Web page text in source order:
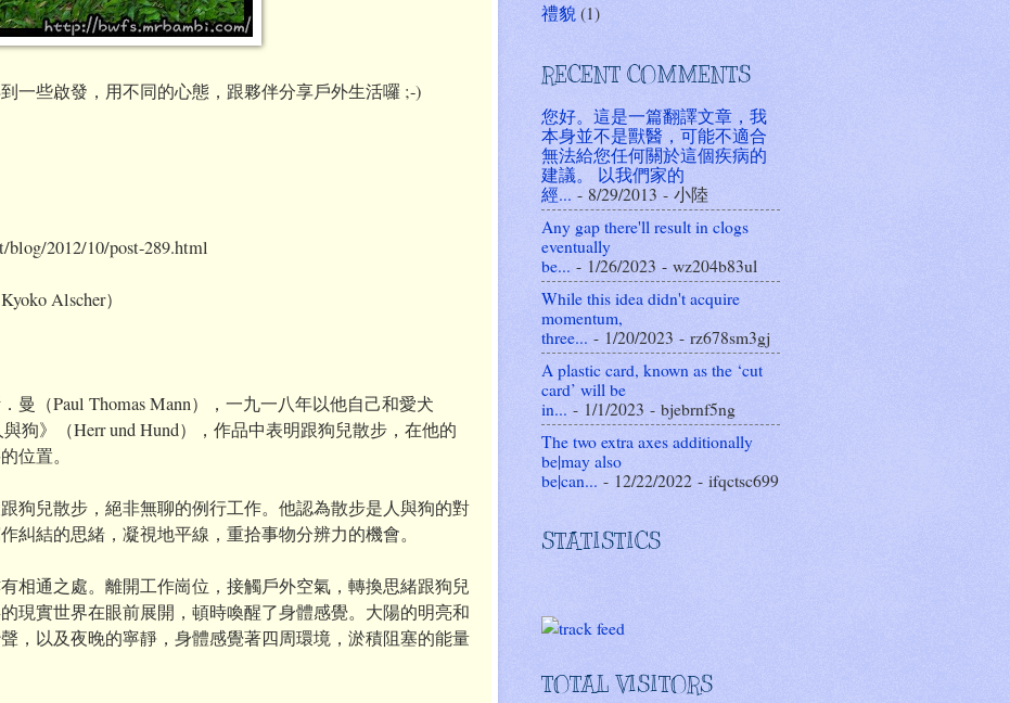
一些啟發，用不同的心態，跟夥伴分享戶外生活囉 ;-)
2012/10/post-289.html
Alscher）
曼（Paul Thomas Mann），一九一八年以他自己和愛犬
狗》（Herr und Hund），作品中表明跟狗兒散步，在他的
位置。
狗兒散步，絕非無聊的例行工作。他認為散步是人與狗的對
糾結的思緒，凝視地平線，重拾事物分辨力的機會。
相通之處。離開工作崗位，接觸戶外空氣，轉換思緒跟狗兒
現實世界在眼前展開，頓時喚醒了身體感覺。大陽的明亮和
，以及夜晚的寧靜，身體感覺著四周環境，淤積阻塞的能量
禮貌 (1)
RECENT COMMENTS
您好。這是一篇翻譯文章，我
本身並不是獸醫，可能不適合
無法給您任何關於這個疾病的
建議。 以我們家的
經... - 8/29/2013 - 小陸
Any gap there'll result in clogs
eventually
be... - 1/26/2023 - wz204b83ul
While this idea didn't acquire
momentum,
three... - 1/20/2023 - rz678sm3gj
A plastic card, known as the ‘cut
card’ will be
in... - 1/1/2023 - bjebrnf5ng
The two extra axes additionally
be|may also
be|can... - 12/22/2022 - ifqctsc699
STATISTICS
TOTAL VISITORS